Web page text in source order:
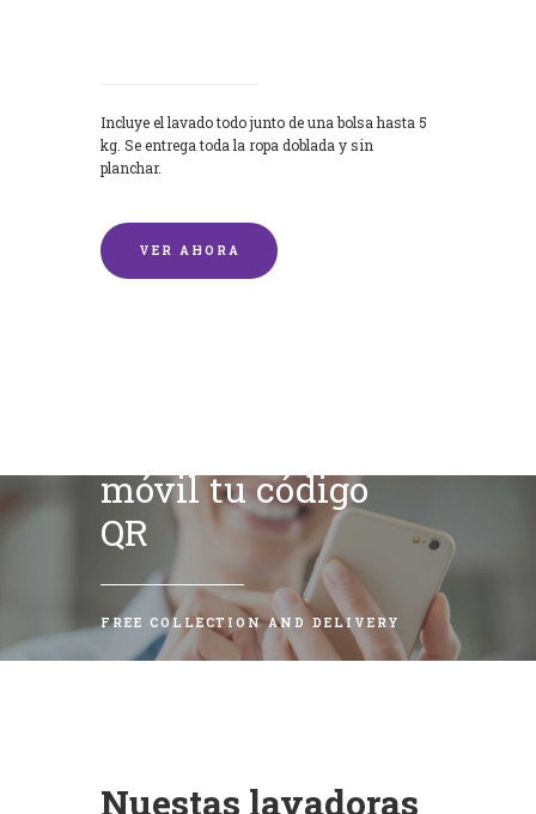
Incluye el lavado todo junto de una bolsa hasta 5
kg. Se entrega toda la ropa doblada y sin
planchar.
VER AHORA
móvil tu código
QR
FREE COLLECTION AND DELIVERY
Nuestas lavadoras